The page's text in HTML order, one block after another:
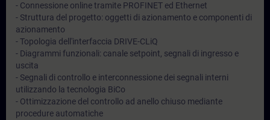
- Connessione online tramite PROFINET ed Ethernet
- Struttura del progetto: oggetti di azionamento e componenti di
azionamento
- Topologia dell'interfaccia DRIVE-CLiQ
- Diagrammi funzionali: canale setpoint, segnali di ingresso e
uscita
- Segnali di controllo e interconnessione dei segnali interni
utilizzando la tecnologia BiCo
- Ottimizzazione del controllo ad anello chiuso mediante
procedure automatiche